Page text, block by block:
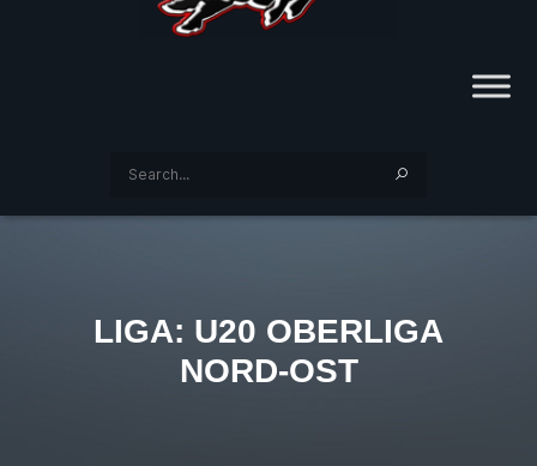
LIGA: U20 OBERLIGA
NORD-OST